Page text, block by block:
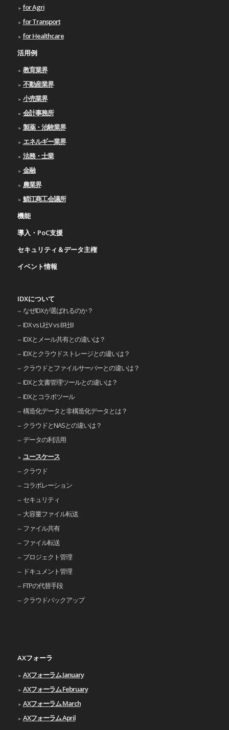
for Agri
for Transport
for Healthcare
活用例
教育業界
不動産業界
小売業界
会計事務所
製薬・治験業界
エネルギー業界
法務・士業
金融
農業界
鯖江商工会議所
機能
導入・PoC支援
セキュリティ＆データ主権
イベント情報
IDXについて
なぜIDXが選ばれるのか？
IDX vs L社V vs B社B
IDXとメール共有との違いは？
IDXとクラウドストレージとの違いは？
クラウドとファイルサーバーとの違いは？
IDXと文書管理ツールとの違いは？
IDXとコラボツール
構造化データと非構造化データとは？
クラウドとNASとの違いは？
データの利活用
ユースケース
クラウド
コラボレーション
セキュリティ
大容量ファイル転送
ファイル共有
ファイル転送
プロジェクト管理
ドキュメント管理
FTPの代替手段
クラウドバックアップ
AXフォーラ
AXフォーラム January
AXフォーラム February
AXフォーラム March
AXフォーラム April